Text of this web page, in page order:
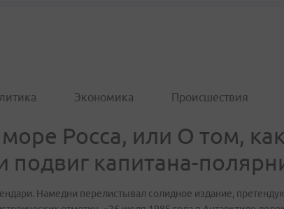
Экономика Происшествия
море Росса, или О том,
подвиг капитана-
Намедни перелистывал солидное издание,